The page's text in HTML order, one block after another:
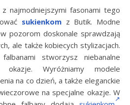
najmodniejszymi fasonami tego
sukienkomz Butik. Modne
pozorom doskonale sprawdzają
ale także kobiecych stylizacjach.
stworzysz niebanalne
Wyróżniamy modele
na co dzień, a także eleganckie
na specjalne okazje. W